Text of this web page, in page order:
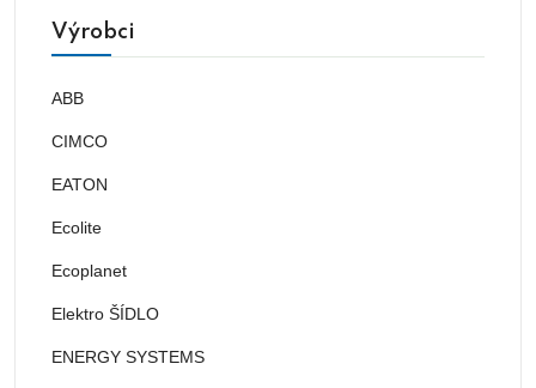
Výrobci
ABB
CIMCO
EATON
Ecolite
Ecoplanet
Elektro ŠÍDLO
ENERGY SYSTEMS